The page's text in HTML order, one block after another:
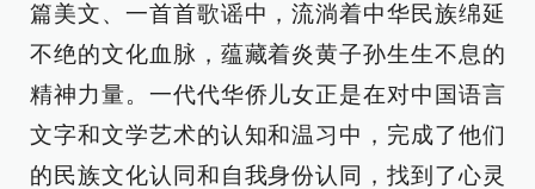
篇美文、一首首歌谣中，流淌着中华民族绵延
不绝的文化血脉，蕴藏着炎黄子孙生生不息的
精神力量。一代代华侨儿女正是在对中国语言
文字和文学艺术的认知和温习中，完成了他们
的民族文化认同和自我身份认同，找到了心灵